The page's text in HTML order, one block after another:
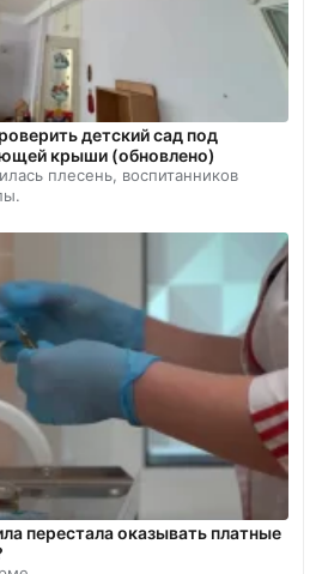
детский сад под
крыши (обновлено)
плесень, воспитанников
перестала оказывать платные